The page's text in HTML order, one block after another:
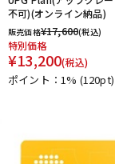
Vital Arts
WAVES
Whirlwind
YAMAHA
ZAOR
他
1st PLACE 360
不可)(オンライン納品)
販売価格¥17,600(税込)
特別価格
¥13,200(税込)
ポイント：1% (120pt)